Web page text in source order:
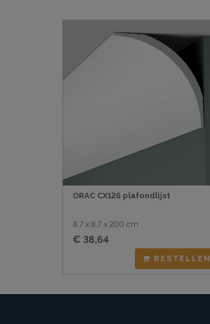
ORAC CX126 plafondlijst
8,7 x 8,7 x 200 cm
€ 38,64
BESTELLEN